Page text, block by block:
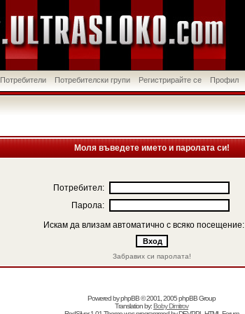
Потребители Потребителски групи Регистрирайте се Профил
Моля въведете името и паролата си!
Потребител:
Парола:
Искам да влизам автоматично с всяко посещение:
Забравих си паролата!
Powered byphpBB© 2001, 2005 phpBB Group
Translation by:Boby Dimitrov